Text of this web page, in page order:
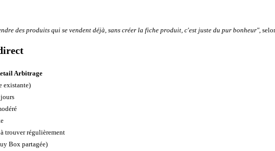
des produits qui se vendent déjà, sans créer la fiche produit, c'est juste du pur bonheur",
Arbitrage
existante)
trouver régulièrement
Box partagée)